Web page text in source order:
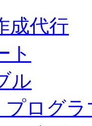
成代行
ト
ル
ログラ